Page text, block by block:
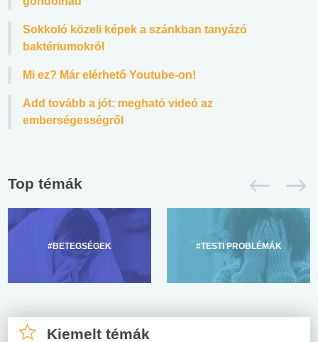
Sokkoló közeli képek a szánkban tanyázó
baktériumokról
Mi ez? Már elérhető Youtube-on!
Add tovább a jót: megható videó az
emberségességről
Top témák
#BETEGSÉGEK #TESTI PROBLÉMÁK
Kiemelt témák